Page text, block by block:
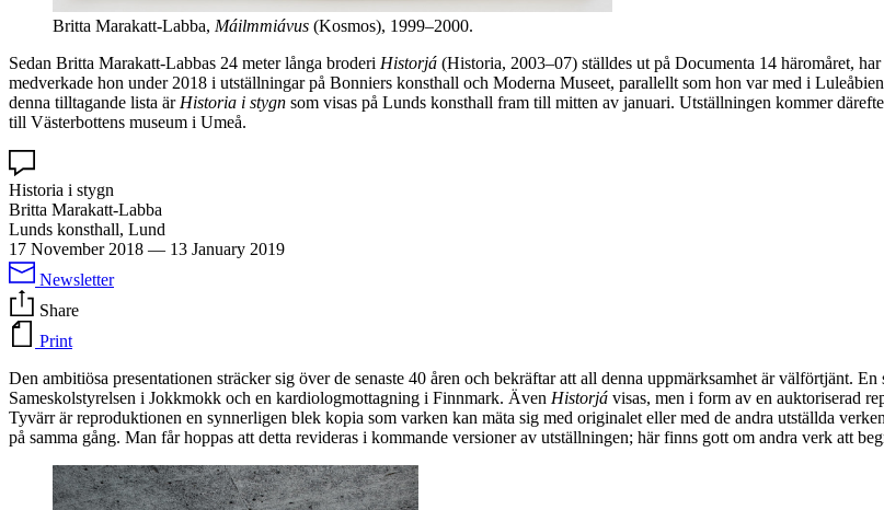
Britta Marakatt-Labba, Máilmmiávus (Kosmos), 1999–2000.
Sedan Britta Marakatt-Labbas 24 meter långa broderi Historjá (Historia, 2003–07) ställdes ut på Documenta 14 häromåret,
medverkade hon under 2018 i utställningar på Bonniers konsthall och Moderna Museet, parallellt som hon var med i
denna tilltagande lista är Historia i stygn som visas på Lunds konsthall fram till mitten av januari. Utställningen kommer
till Västerbottens museum i Umeå.
Historia i stygn
Britta Marakatt-Labba
Lunds konsthall, Lund
17 November 2018 — 13 January 2019
Newsletter
Share
Print
Den ambitiösa presentationen sträcker sig över de senaste 40 åren och bekräftar att all denna uppmärksamhet är välförtjänt.
Sameskolstyrelsen i Jokkmokk och en kardiologmottagning i Finnmark. Även Historjá visas, men i form av en auktoriserad
Tyvärr är reproduktionen en synnerligen blek kopia som varken kan mäta sig med originalet eller med de andra utställda
på samma gång. Man får hoppas att detta revideras i kommande versioner av utställningen; här finns gott om andra verk att